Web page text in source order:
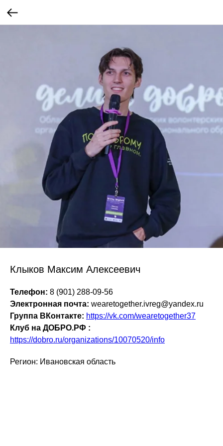
Клыков Максим Алексеевич
Телефон: 8 (901) 288-09-56
Электронная почта: wearetogether.ivreg@yandex.ru
Группа ВКонтакте: https://vk.com/wearetogether37
Клуб на ДОБРО.РФ :
https://dobro.ru/organizations/10070520/info
Регион: Ивановская область